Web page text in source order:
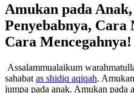
Amukan pada
Penyebabnya, Cara
Cara Mencegahnya!
Assalammualaikum
sahabat as shidiq aqiqah.
jumpa pada anak. Amukan pada